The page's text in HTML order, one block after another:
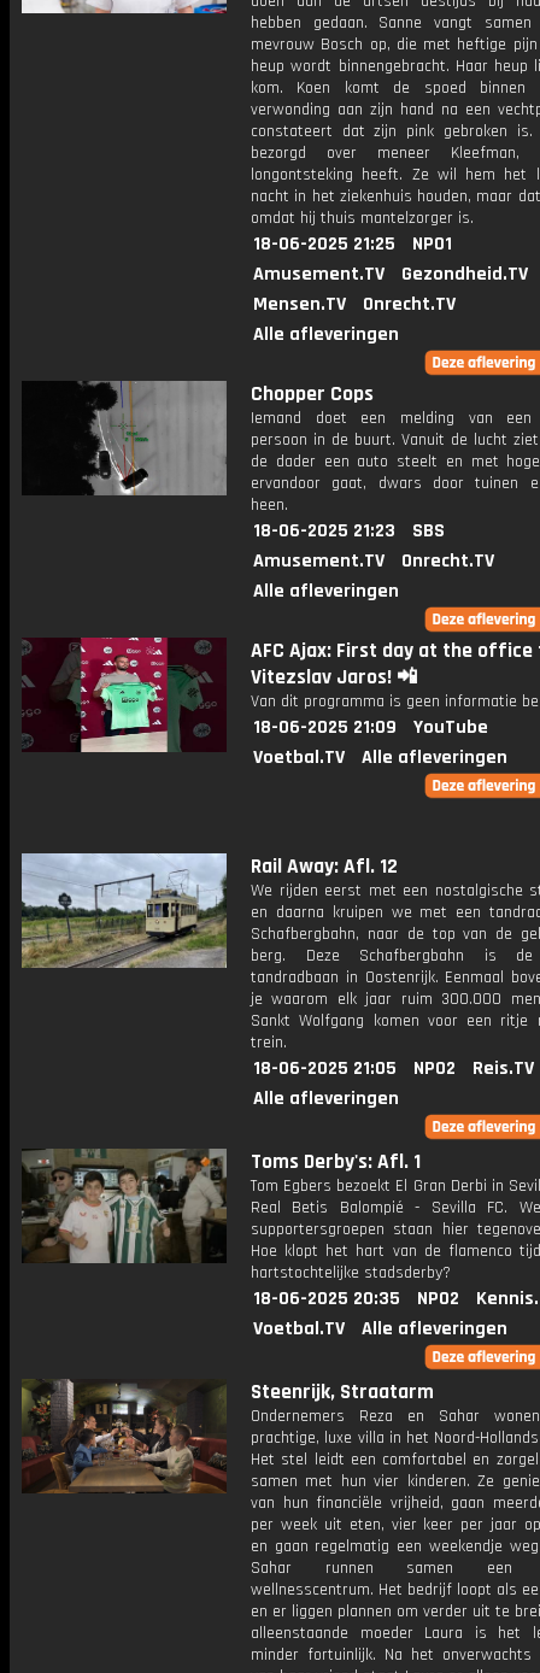
hebben gedaan. Sanne vangt
mevrouw Bosch op, die met heftige
heup wordt binnengebracht. Haar heup
kom. Koen komt de spoed binnen
verwonding aan zijn hand na een
constateert dat zijn pink gebroken is.
bezorgd over meneer
longontsteking heeft. Ze wil hem het
nacht in het ziekenhuis houden, maar
omdat hij thuis mantelzorger is.
18-06-2025 21:25
NPO1
Amusement.TV
Gezondheid.TV
Mensen.TV
Onrecht.TV
Alle afleveringen
Chopper Cops
Iemand doet een melding van een
persoon in de buurt. Vanuit de lucht
de dader een auto steelt en met
ervandoor gaat, dwars door tuinen
heen.
18-06-2025 21:23
SBS
Amusement.TV
Onrecht.TV
Alle afleveringen
AFC Ajax: First day at the
Vitezslav Jaros! 📲
Van dit programma is geen informatie
18-06-2025 21:09
YouTube
Voetbal.TV
Alle afleveringen
Rail Away: Afl. 12
We rijden eerst met een nostalgische
en daarna kruipen we met een
Schafbergbahn, naar de top van de
berg. Deze Schafbergbahn is
tandradbaan in Oostenrijk. Eenmaal
je waarom elk jaar ruim 300.000
Sankt Wolfgang komen voor een ritje
trein.
18-06-2025 21:05 NPO2
Reis.TV
Alle afleveringen
Toms Derby's: Afl. 1
Tom Egbers bezoekt El Gran Derbi in
Real Betis Balompié - Sevilla FC.
supportersgroepen staan hier
Hoe klopt het hart van de flamenco
hartstochtelijke stadsderby?
18-06-2025 20:35 NPO2
Voetbal.TV
Alle afleveringen
Steenrijk, Straatarm
Ondernemers Reza en Sahar
prachtige, luxe villa in het Noord-
Het stel leidt een comfortabel en
samen met hun vier kinderen. Ze
van hun financiële vrijheid, gaan
per week uit eten, vier keer per jaar
en gaan regelmatig een weekendje
Sahar runnen samen een
wellnesscentrum. Het bedrijf loopt als
en er liggen plannen om verder uit te
alleenstaande moeder Laura is het
minder fortuinlijk. Na het onverwachts